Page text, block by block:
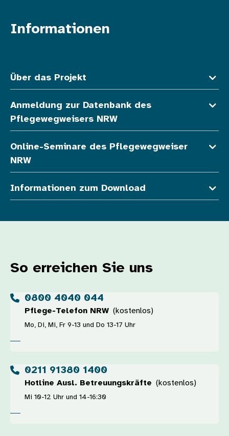
Informationen
Über das Projekt
Anmeldung zur Datenbank des
Pflegewegweisers NRW
Online-Seminare des Pflegewegweiser
NRW
Informationen zum Download
So erreichen Sie uns
0800 4040 044
Pflege-Telefon NRW (kostenlos)
Mo, Di, Mi, Fr 9-13 und Do 13-17 Uhr
0211 91380 1400
Hotline Ausl. Betreuungskräfte (kostenlos)
Mi 10-12 Uhr und 14-16:30